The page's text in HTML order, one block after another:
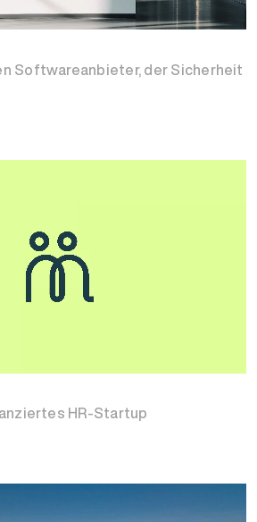
Softwareanbieter, der Sicherheit
HR-Startup